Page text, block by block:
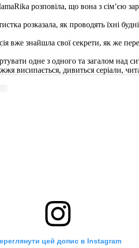
розповіла, що вона з сім’єю
розказала, як проводять їхні
вже знайшла свої секрети, як же
одне з одного та загалом над
висипається, дивиться серіали,
цей допис в Instagram